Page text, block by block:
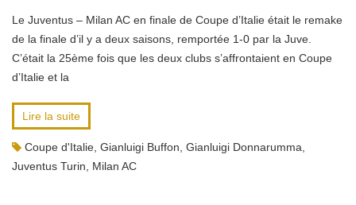
Le Juventus – Milan AC en finale de Coupe d’Italie était le remake
de la finale d’il y a deux saisons, remportée 1-0 par la Juve.
C’était la 25ème fois que les deux clubs s’affrontaient en Coupe
d’Italie et la
Lire la suite
Coupe d'Italie Gianluigi Buffon Gianluigi Donnarumma
Juventus Turin
Milan AC